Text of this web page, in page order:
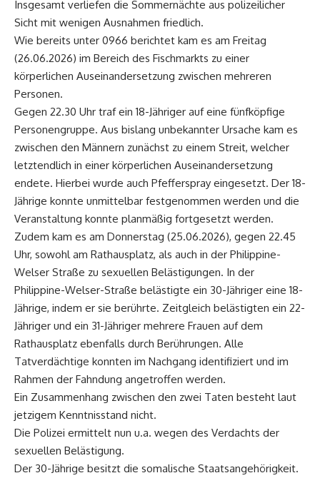
Insgesamt verliefen die Sommernächte aus polizeilicher
Sicht mit wenigen Ausnahmen friedlich.
Wie bereits unter 0966 berichtet kam es am Freitag
(26.06.2026) im Bereich des Fischmarkts zu einer
körperlichen Auseinandersetzung zwischen mehreren
Personen.
Gegen 22.30 Uhr traf ein 18-Jähriger auf eine fünfköpfige
Personengruppe. Aus bislang unbekannter Ursache kam es
zwischen den Männern zunächst zu einem Streit, welcher
letztendlich in einer körperlichen Auseinandersetzung
endete. Hierbei wurde auch Pfefferspray eingesetzt. Der 18-
Jährige konnte unmittelbar festgenommen werden und die
Veranstaltung konnte planmäßig fortgesetzt werden.
Zudem kam es am Donnerstag (25.06.2026), gegen 22.45
Uhr, sowohl am Rathausplatz, als auch in der Philippine-
Welser Straße zu sexuellen Belästigungen. In der
Philippine-Welser-Straße belästigte ein 30-Jähriger eine 18-
Jährige, indem er sie berührte. Zeitgleich belästigten ein 22-
Jähriger und ein 31-Jähriger mehrere Frauen auf dem
Rathausplatz ebenfalls durch Berührungen. Alle
Tatverdächtige konnten im Nachgang identifiziert und im
Rahmen der Fahndung angetroffen werden.
Ein Zusammenhang zwischen den zwei Taten besteht laut
jetzigem Kenntnisstand nicht.
Die Polizei ermittelt nun u.a. wegen des Verdachts der
sexuellen Belästigung.
Der 30-Jährige besitzt die somalische Staatsangehörigkeit.